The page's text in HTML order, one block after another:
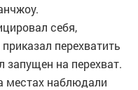
себя,
перехватить
запущен на перехват.
местах наблюдали